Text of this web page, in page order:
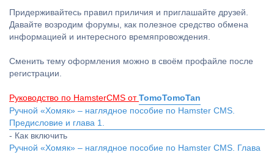
Придерживайтесь правил приличия и приглашайте друзей.
Давайте возродим форумы, как полезное средство обмена
информацией и интересного времяпровождения.
Сменить тему оформления можно в своём профайле после
регистрации.
Руководство по HamsterCMS от TomoTomoTan
Ручной «Хомяк» – наглядное пособие по Hamster CMS.
Предисловие и глава 1.
- Как включить
Ручной «Хомяк» – наглядное пособие по Hamster CMS. Глава